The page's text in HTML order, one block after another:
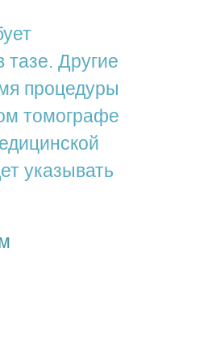
Другие
процедуры
томографе
указывать